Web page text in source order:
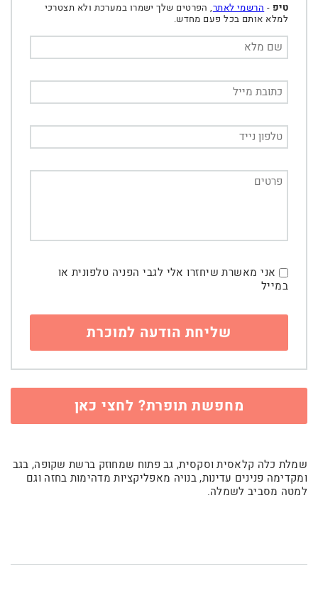
טיפ - הרשמי לאתר, הפרטים שלך ישמרו במערכת ולא תצטרכי
למלא אותם בכל פעם מחדש.
אני מאשרת שיחזרו אלי לגבי הפניה טלפונית או
במייל
מחפשת תופרת? לחצי כאן
שמלת כלה קלאסית וסקסית, גב פתוח שמחוזק ברשת שקופה, בגב
ומקדימה פנינים עדינות, בנויה מאפליקציות מדהימות בחזה וגם
למטה מסביב לשמלה.